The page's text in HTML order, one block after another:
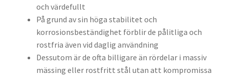
och värdefullt
På grund av sin höga stabilitet och
korrosionsbeständighet förblir de pålitliga och
rostfria även vid daglig användning
Dessutom är de ofta billigare än rördelar i massiv
mässing eller rostfritt stål utan att kompromissa